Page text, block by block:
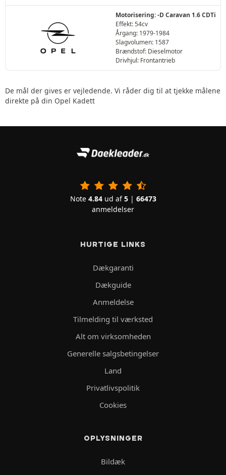
Motorisering: -D Caravan 1.6 CDTi
Effekt: 54cv
Årgang: 1979-1984
Slagvolumen: 1587
Brændstof: Dieselmotor
Drivhjul: Frontantrieb
De mål der gives er vejledende. Vi råder dig til at tjekke målene
direkte på din Opel Kadett
Note 4.84ud af5| 66473
anmeldelser
HURTIGE LINKS
Dækgaranti
Dækguide
Anmeldelse
Tilmelding til værksted
Alt om virksomheden
Generelle salgsbetingelser
Land
Privatlivspolitik
Cookies
OPLYSNINGER
Bildæk